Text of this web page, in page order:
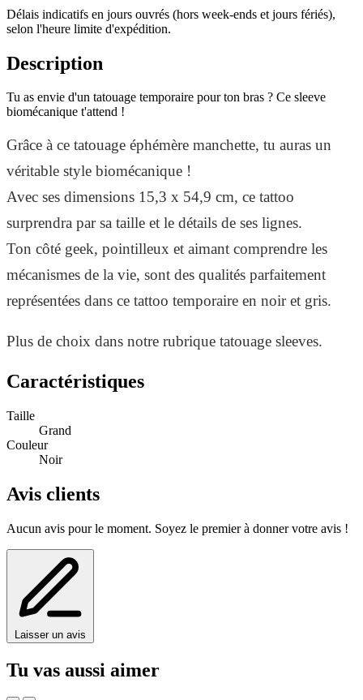
Délais indicatifs en jours ouvrés (hors week-ends et jours fériés),
selon l'heure limite d'expédition.
Description
Tu as envie d'un tatouage temporaire pour ton bras ? Ce sleeve
biomécanique t'attend !
Grâce à ce tatouage éphémère manchette, tu auras un
véritable style biomécanique !
Avec ses dimensions 15,3 x 54,9 cm, ce tattoo
surprendra par sa taille et le détails de ses lignes.
Ton côté geek, pointilleux et aimant comprendre les
mécanismes de la vie, sont des qualités parfaitement
représentées dans ce tattoo temporaire en noir et gris.
Plus de choix dans notre rubrique tatouage sleeves.
Caractéristiques
Taille
Grand
Couleur
Noir
Avis clients
Aucun avis pour le moment. Soyez le premier à donner votre avis !
Laisser un avis
Tu vas aussi aimer